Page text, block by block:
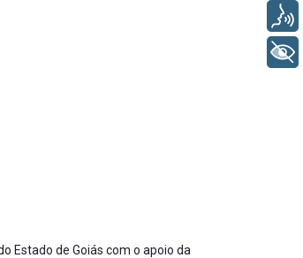
Estado de Goiás com o apoio da